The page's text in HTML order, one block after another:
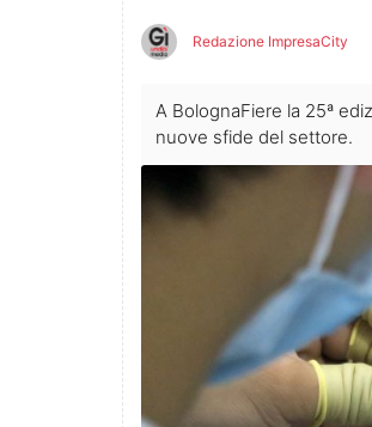
Redazione ImpresaCity
A BolognaFiere la 25ª
nuove sfide del settore.